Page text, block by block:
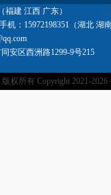
（福建 江西 广东）
：15972198351（湖北 湖
安区西洲路1299-9号215
权所有 Copyright 2021-2026